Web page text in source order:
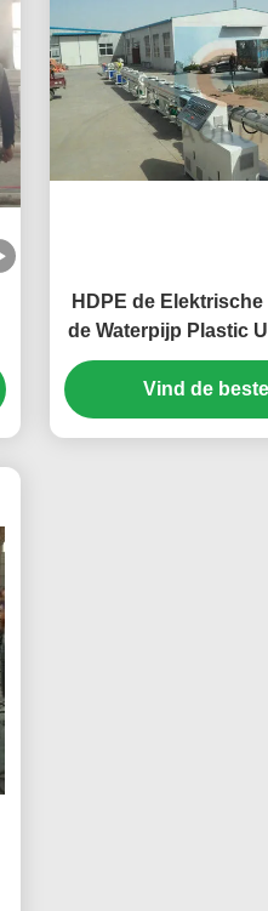
HDPE de
de Waterpijp Plastic
de Extruder van de
Vind de